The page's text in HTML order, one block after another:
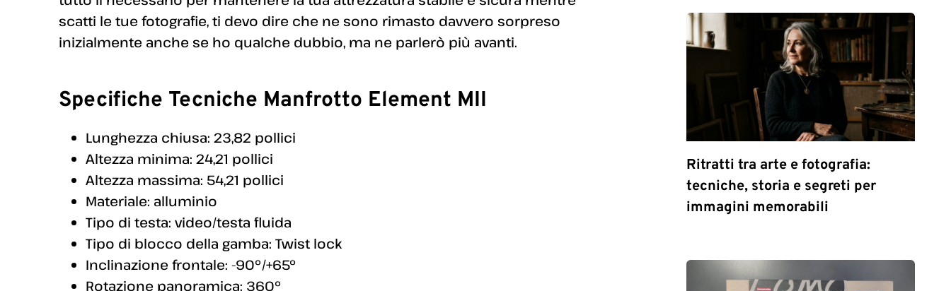
scatti le tue fotografie, ti devo dire che ne sono rimasto davvero sorpreso
inizialmente anche se ho qualche dubbio, ma ne parlerò più avanti.
Specifiche Tecniche Manfrotto Element MII
Lunghezza chiusa: 23,82 pollici
Altezza minima: 24,21 pollici
Altezza massima: 54,21 pollici
Materiale: alluminio
Tipo di testa: video/testa fluida
Tipo di blocco della gamba: Twist lock
Inclinazione frontale: -90°/+65°
Rotazione panoramica: 360°
Ritratti tra arte e fotografia:
tecniche, storia e segreti per
immagini memorabili